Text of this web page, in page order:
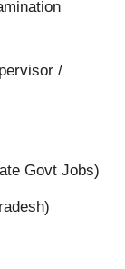
/
Govt Jobs)